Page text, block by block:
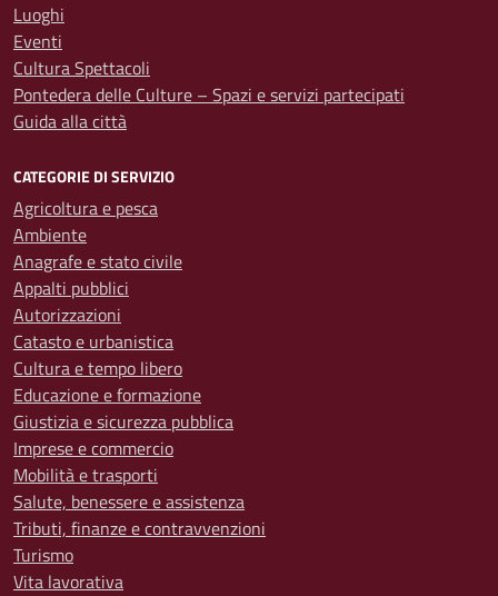
Luoghi
Eventi
Cultura Spettacoli
Pontedera delle Culture – Spazi e servizi partecipati
Guida alla città
CATEGORIE DI SERVIZIO
Agricoltura e pesca
Ambiente
Anagrafe e stato civile
Appalti pubblici
Autorizzazioni
Catasto e urbanistica
Cultura e tempo libero
Educazione e formazione
Giustizia e sicurezza pubblica
Imprese e commercio
Mobilità e trasporti
Salute, benessere e assistenza
Tributi, finanze e contravvenzioni
Turismo
Vita lavorativa